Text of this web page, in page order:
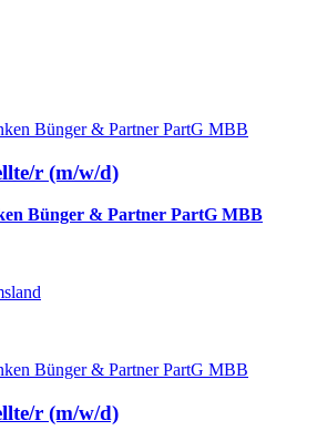
r (m/w/d)
Bünger & Partner PartG MBB
r (m/w/d)